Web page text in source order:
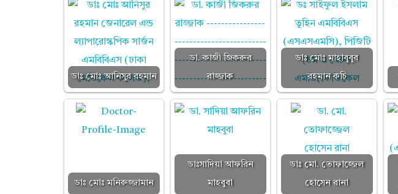
দ্দি
ন
আ
হ
ডাঃ মোঃ আনিসুর রহমান
ডা. কাজী জিকরুর
রাজ্জাক
ডাঃ মোঃ মাহাবুবুর
রহমান কচি
ডাঃ মোঃ মনিরুজ্জামান
ডাঃসাদিয়া আফরিন
মাহবুবা
ডাঃ মো. তোফাজ্জেল
হোসেন রানা